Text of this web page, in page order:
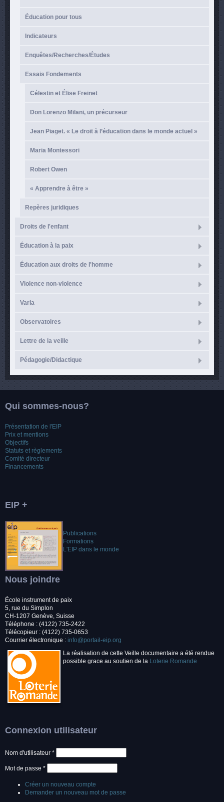
Éducation pour tous
Indicateurs
Enquêtes/Recherches/Études
Essais Fondements
Célestin et Élise Freinet
Don Lorenzo Milani, un précurseur
Jean Piaget. « Le droit à l’éducation dans le monde actuel »
Maria Montessori
Robert Owen
« Apprendre à être »
Repères juridiques
Droits de l'enfant
Éducation à la paix
Éducation aux droits de l'homme
Violence non-violence
Varia
Observatoires
Lettre de la veille
Pédagogie/Didactique
Qui sommes-nous?
Présentation de l'EIP
Prix et mentions
Objectifs
Statuts et règlements
Comité directeur
Financements
EIP +
Publications
Formations
L'EIP dans le monde
Nous joindre
École instrument de paix
5, rue du Simplon
CH-1207 Genève, Suisse
Téléphone : (4122) 735-2422
Télécopieur : (4122) 735-0653
Courrier électronique : info@portail-eip.org
La réalisation de cette Veille documentaire a été rendue
possible grace au soutien de la Loterie Romande
Connexion utilisateur
Nom d'utilisateur *
Mot de passe *
Créer un nouveau compte
Demander un nouveau mot de passe